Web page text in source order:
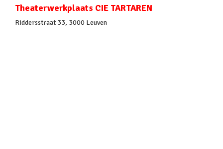
Theaterwerkplaats CIE TARTAREN
Riddersstraat 33, 3000 Leuven